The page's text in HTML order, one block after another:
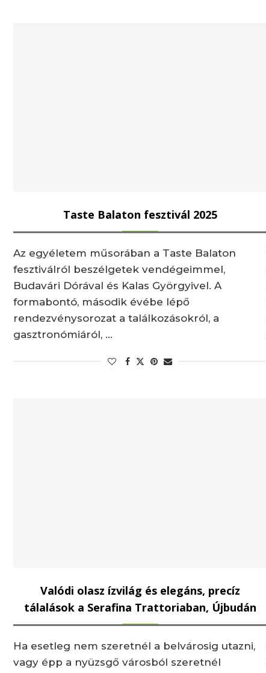
Taste Balaton fesztivál 2025
Az egyéletem műsorában a Taste Balaton
fesztiválról beszélgetek vendégeimmel,
Budavári Dórával és Kalas Györgyivel. A
formabontó, második évébe lépő
rendezvénysorozat a találkozásokról, a
gasztronómiáról, …
Valódi olasz ízvilág és elegáns, precíz
tálalások a Serafina Trattoriaban, Újbudán
Ha esetleg nem szeretnél a belvárosig utazni,
vagy épp a nyüzsgő városból szeretnél